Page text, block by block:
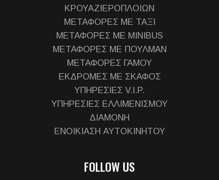
ΚΡΟΥΑΖΙΕΡΟΠΛΟΙΩΝ
ΜΕΤΑΦΟΡΕΣ ΜΕ ΤΑΞΙ
ΜΕΤΑΦΟΡΕΣ ΜΕ MINIBUS
ΜΕΤΑΦΟΡΕΣ ΜΕ ΠΟΥΛΜΑΝ
ΜΕΤΑΦΟΡΕΣ ΓΑΜΟΥ
ΕΚΔΡΟΜΕΣ ΜΕ ΣΚΑΦΟΣ
ΥΠΗΡΕΣΙΕΣ V.I.P.
ΥΠΗΡΕΣΙΕΣ ΕΛΛΙΜΕΝΙΣΜΟΥ
ΔΙΑΜΟΝΗ
ΕΝΟΙΚΙΑΣΗ ΑΥΤΟΚΙΝΗΤΟΥ
FOLLOW US